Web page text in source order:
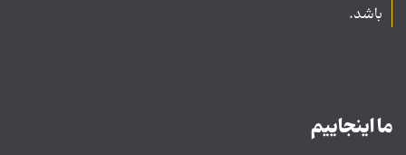
باشد.
ما اینجاییم